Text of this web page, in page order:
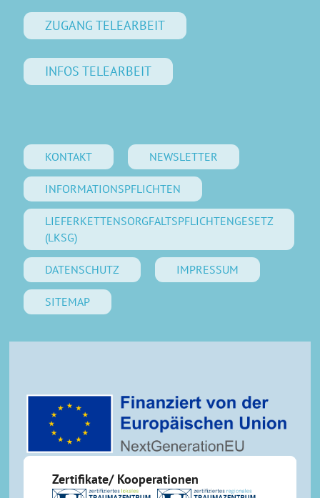
ZUGANG TELEARBEIT
INFOS TELEARBEIT
KONTAKT NEWSLETTER
INFORMATIONSPFLICHTEN
LIEFERKETTENSORGFALTSPFLICHTENGESETZ
(LKSG)
DATENSCHUTZ IMPRESSUM
SITEMAP
Zertifikate/ Kooperationen